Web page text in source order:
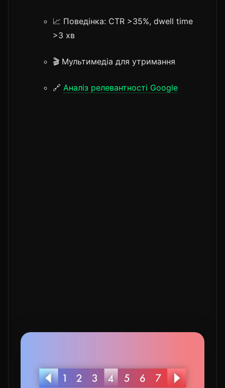
📈 Поведінка: CTR >35%, dwell time
>3 хв
🎬 Мультимедіа для утримання
🔗 Аналіз релевантності Google